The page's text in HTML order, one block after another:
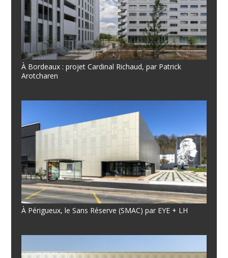
À Bordeaux : projet Cardinal Richaud, par Patrick
Arotcharen
À Périgueux, le Sans Réserve (SMAC) par EYE + LH